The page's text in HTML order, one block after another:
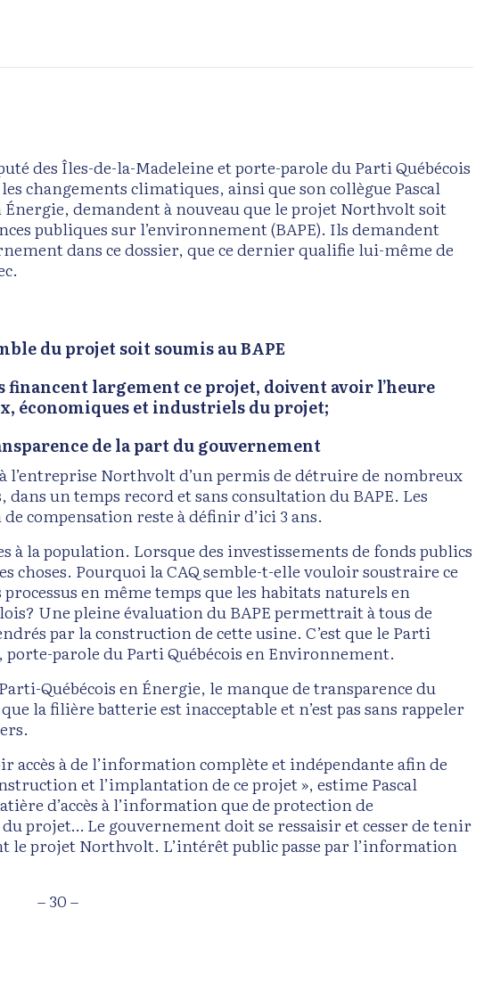
des Îles-de-la-Madeleine et porte-parole du Parti Québécois
changements climatiques, ainsi que son collègue Pascal
demandent à nouveau que le projet Northvolt soit
publiques sur l’environnement (BAPE). Ils demandent
dans ce dossier, que ce dernier qualifie lui-même de
du projet soit soumis au BAPE
financent largement ce projet, doivent avoir l’heure
économiques et industriels du projet;
de la part du gouvernement
l’entreprise Northvolt d’un permis de détruire de nombreux
un temps record et sans consultation du BAPE. Les
compensation reste à définir d’ici 3 ans.
à la population. Lorsque des investissements de fonds publics
choses. Pourquoi la CAQ semble-t-elle vouloir soustraire ce
en même temps que les habitats naturels en
Une pleine évaluation du BAPE permettrait à tous de
par la construction de cette usine. C’est que le Parti
porte-parole du Parti Québécois en Environnement.
Québécois en Énergie, le manque de transparence du
la filière batterie est inacceptable et n’est pas sans rappeler
accès à de l’information complète et indépendante afin de
et l’implantation de ce projet », estime Pascal
d’accès à l’information que de protection de
projet… Le gouvernement doit se ressaisir et cesser de tenir
le projet Northvolt. L’intérêt public passe par l’information
– 30 –